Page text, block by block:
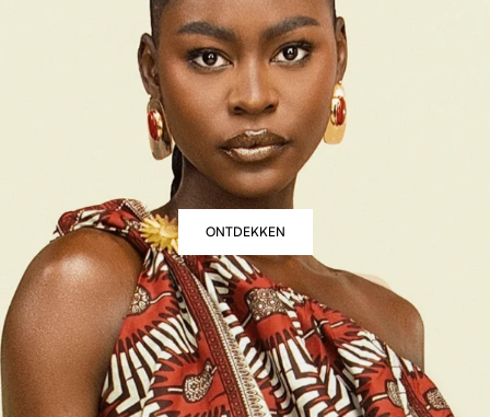
ONTDEKKEN